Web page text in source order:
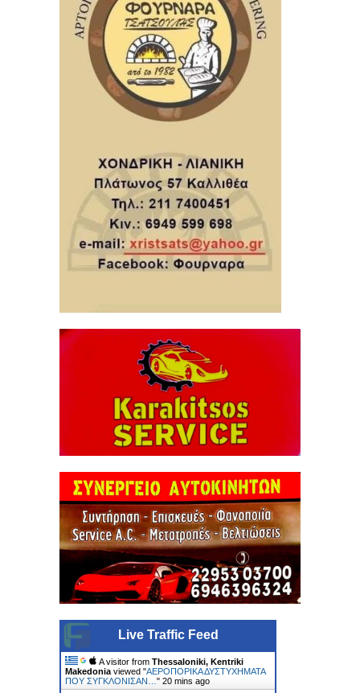
Live Traffic Feed
A visitor from Thessaloniki, Kentriki
Makedonia viewed "ΑΕΡΟΠΟΡΙΚΑ ΔΥΣΤΥΧΗΜΑΤΑ
ΠΟΥ ΣΥΓΚΛΟΝΙΣΑΝ… " 20 mins ago